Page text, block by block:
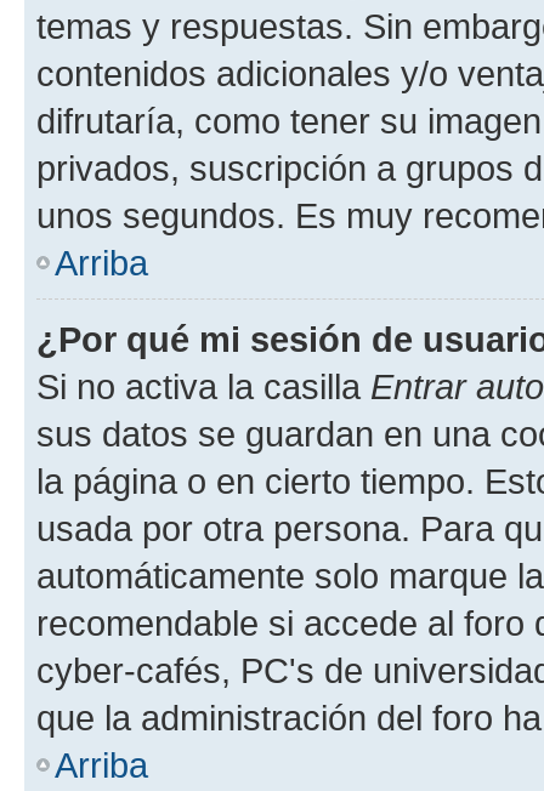
temas y respuestas. Sin
contenidos adicionales y/o
difrutaría, como tener su
privados, suscripción a grupos
unos segundos. Es muy
Arriba
¿Por qué mi sesión de
Si no activa la casilla Entrar
sus datos se guardan en una
la página o en cierto tiempo.
usada por otra persona. Para
automáticamente solo marque
recomendable si accede al foro
cyber-cafés, PC's de
que la administración del foro
Arriba